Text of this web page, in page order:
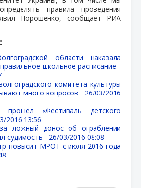
правила проведения
Порошенко, сообщает РИА
области наказала
школьное расписание -
комитета культуры
много вопросов - 26/03/2016
прошел «Фестиваль детского
2016 13:56
ложный донос об ограблении
судимость - 26/03/2016 08:08
повысит МРОТ с июля 2016 года